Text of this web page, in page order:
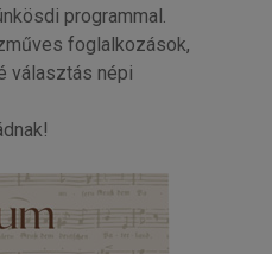
programmal.
foglalkozások,
választás népi